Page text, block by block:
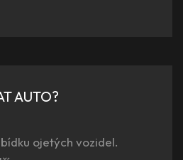
AUTO?
ojetých vozidel.